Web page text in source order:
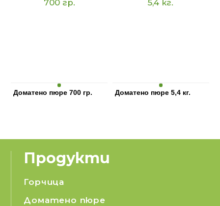
Доматено пюре 700 гр. Доматено пюре 5,4 кг.
Продукти
Горчица
Доматено пюре